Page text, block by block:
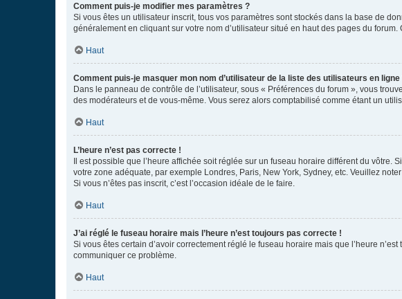
Comment puis-je modifier mes paramètres ?
Si vous êtes un utilisateur inscrit, tous vos paramètres sont stockés dans la base de
généralement en cliquant sur votre nom d’utilisateur situé en haut des pages du
Haut
Comment puis-je masquer mon nom d’utilisateur de la liste des utilisateurs en ligne
Dans le panneau de contrôle de l’utilisateur, sous « Préférences du forum », vous
des modérateurs et de vous-même. Vous serez alors comptabilisé comme étant un
Haut
L’heure n’est pas correcte !
Il est possible que l’heure affichée soit réglée sur un fuseau horaire différent du
votre zone adéquate, par exemple Londres, Paris, New York, Sydney, etc. Veuillez
Si vous n’êtes pas inscrit, c’est l’occasion idéale de le faire.
Haut
J’ai réglé le fuseau horaire mais l’heure n’est toujours pas correcte !
Si vous êtes certain d’avoir correctement réglé le fuseau horaire mais que l’heure
communiquer ce problème.
Haut